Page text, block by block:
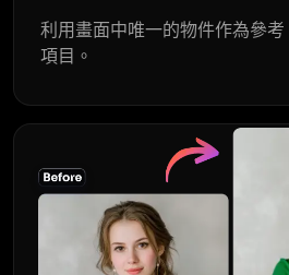
利用畫面中唯一的物件作為參
項目。